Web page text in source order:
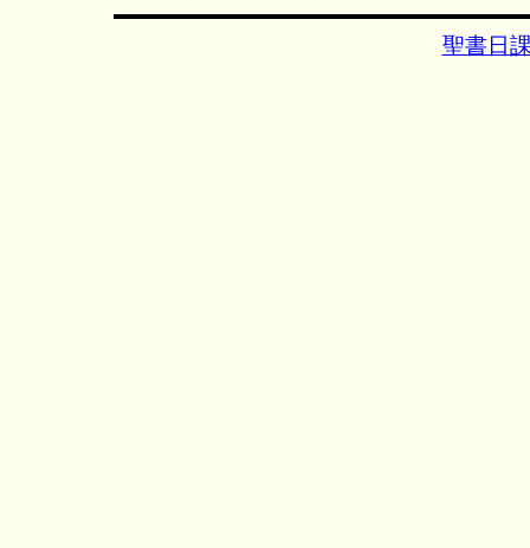
聖書日